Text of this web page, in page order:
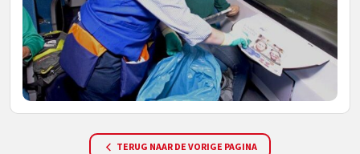
TERUG NAAR DE VORIGE PAGINA